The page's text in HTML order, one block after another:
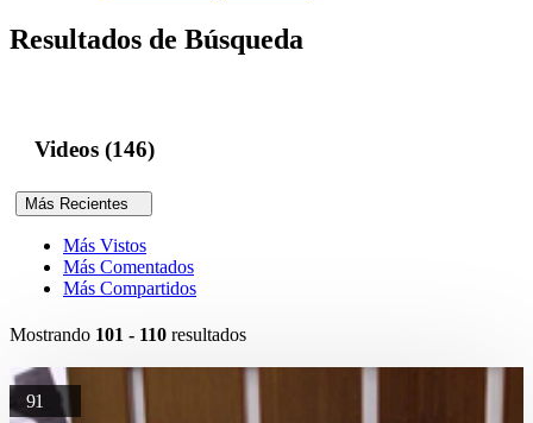
Resultados de Búsqueda
Videos (146)
Más Recientes
Más Vistos
Más Comentados
Más Compartidos
Mostrando 101 - 110 resultados
91